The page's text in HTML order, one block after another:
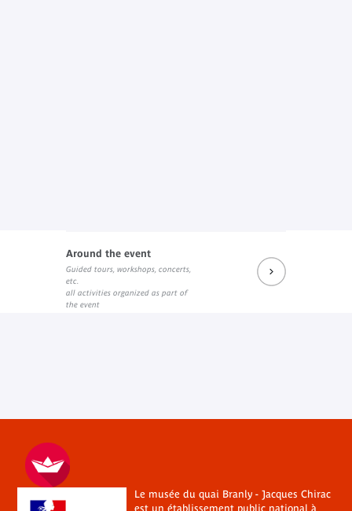
Around the event
Guided tours, workshops, concerts,
etc.
all activities organized as part of
the event
Le musée du quai Branly - Jacques Chirac
est un établissement public national à